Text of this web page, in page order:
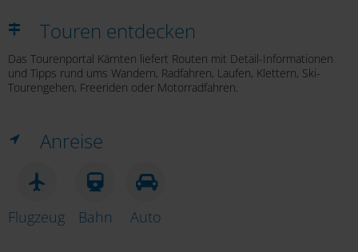
Touren entdecken
Das Tourenportal Kärnten liefert Routen mit Detail-Informationen
und Tipps rund ums Wandern, Radfahren, Laufen, Klettern, Ski-
Tourengehen, Freeriden oder Motorradfahren.
Anreise
Flugzeug Bahn Auto